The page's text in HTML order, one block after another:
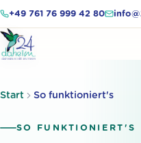
+49 761 76 999 42 80
Start So funktioniert's
SO FUNKTIONIERT'S